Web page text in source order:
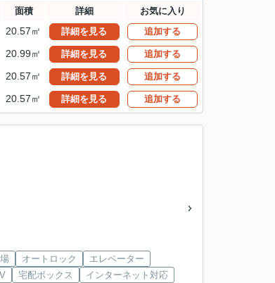
面積 詳細 お気に入り
20.57㎡ 詳細を見る 追加する
20.99㎡ 詳細を見る 追加する
20.57㎡ 詳細を見る 追加する
20.57㎡ 詳細を見る 追加する
オートロック
エレベーター
宅配ボックス インターネット対応